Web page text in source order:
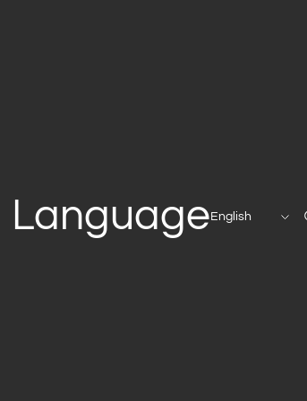
Language